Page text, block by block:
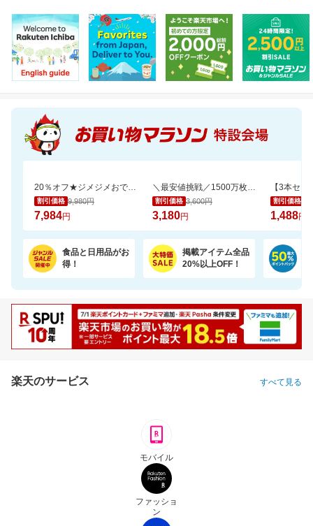
20％オフ★ジメジメおでかけもさらっと快適なファンシート（保冷剤2個付き）
割引価格 9,980円
7,984円
＼最安値挑戦／1500万枚売れてる★ふかふかホテルバスタオル2枚セットが20周年SALE！
割引価格 3,600円
3,180円
割引価格
1,488円
食品と日用品がお
得！
掲載アイテム全品
20%以上OFF！
楽天のサービス すべて見る
モバイル
ファッショ
ン